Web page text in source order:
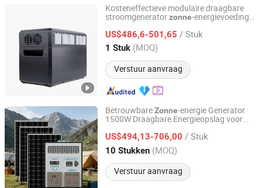
Kosteneffectieve modulaire draagbare
stroomgeneratorzonne-energievoeding
US$486,6-501,65 / Stuk
1 Stuk (MOQ)
Verstuur aanvraag
Ningbo GLGW New Energy Co., Ltd
Zhejiang, China Sinds 2025
BetrouwbareZonne-energie Generator
1500W Draagbare Energieopslag voor
US$494,13-706,00 / Stuk
10 Stukken (MOQ)
Verstuur aanvraag
Shaoxing Rich Technology Co., Ltd.
Zhejiang, China Sinds 2026